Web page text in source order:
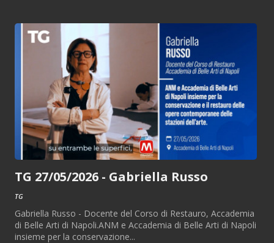
TG 27/05/2026 - Gabriella Russo
TG
Gabriella Russo - Docente del Corso di Restauro, Accademia
di Belle Arti di Napoli.ANM e Accademia di Belle Arti di Napoli
insieme per la conservazione...